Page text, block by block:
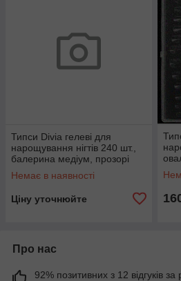
Типси Divia гелеві для
нарощування нігтів 240 шт.,
балерина медіум, прозорі
Немає в наявності
Ціну уточнюйте
Про нас
92% позитивних з 12 відгуків за